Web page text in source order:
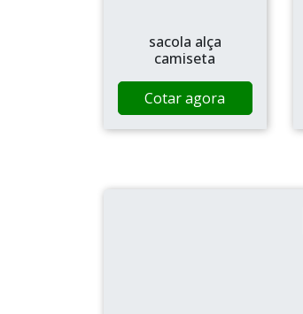
sacola alça
camiseta
Cotar agora